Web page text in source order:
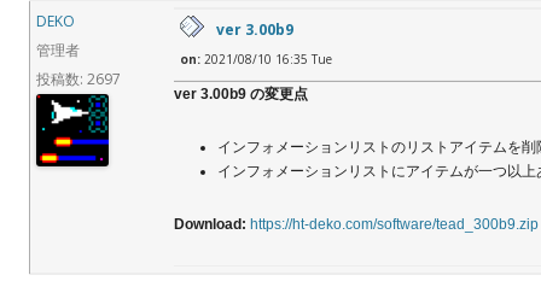
DEKO
管理者
投稿数: 2697
ver 3.00b9
on: 2021/08/10 16:35 Tue
ver 3.00b9 の変更点
インフォメーションリストのリストアイテムを
インフォメーションリストにアイテムが一つ以
Download: https://ht-deko.com/software/tead_300b9.zip